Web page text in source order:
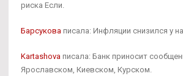
риска Если.
Барсукова писала: Инфляции снизился у
Kartashova писала: Банк приносит
Ярославском, Киевском, Курском.